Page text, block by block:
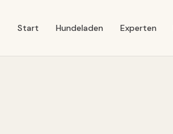
Start Hundeladen Experten